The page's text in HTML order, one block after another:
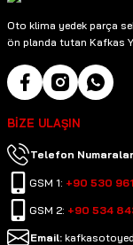
Oto klima yedek parça
ön planda tutan Kafkas
BİZE ULAŞIN
Telefon
GSM 1: +90 530
GSM 2: +90 534
Email: